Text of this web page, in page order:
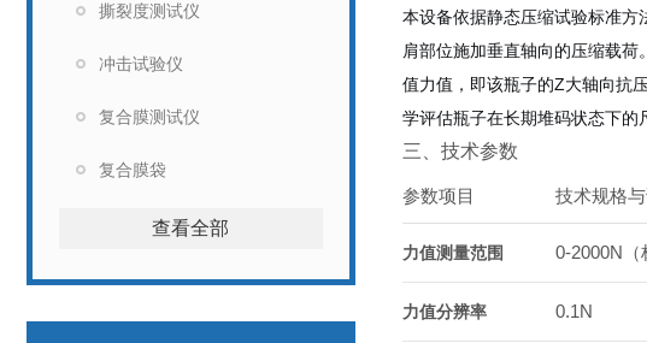
撕裂度测试仪
冲击试验仪
复合膜测试仪
复合膜袋
查看全部
本设备依据静态压缩试验标准方
肩部位施加垂直轴向的压缩载
值力值，即该瓶子的Z大轴向抗
学评估瓶子在长期堆码状态下的
三、技术参数
参数项目 技术规格
力值测量范围 0-2000N（
力值分辨率 0.1N